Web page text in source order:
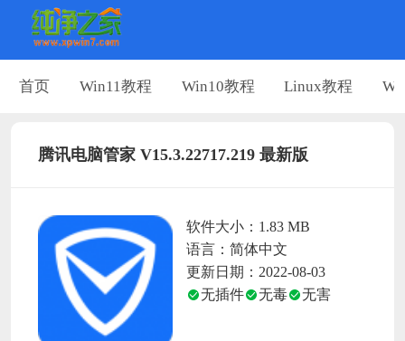
首页 Win11教程 Win10教程 Linux教程
腾讯电脑管家 V15.3.22717.219 最新版
软件大小：1.83 MB
语言：简体中文
更新日期：2022-08-03
无插件
无毒 无害